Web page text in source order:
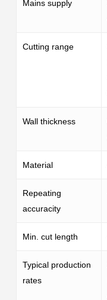
Mains supply
Cutting range
Wall thickness
Material
Repeating
accuracity
Min. cut length
Typical production
rates